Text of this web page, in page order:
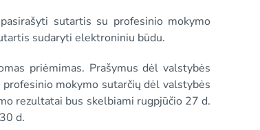
sutartis su profesinio mokymo
sudaryti elektroniniu būdu.
priėmimas. Prašymus dėl valstybės
mokymo sutarčių dėl valstybės
rezultatai bus skelbiami rugpjūčio 27 d.
d.